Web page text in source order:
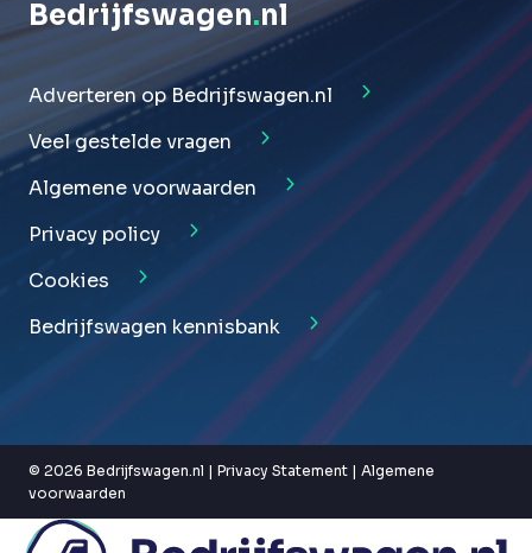
Bedrijfswagen.nl
Adverteren op Bedrijfswagen.nl
Veel gestelde vragen
Algemene voorwaarden
Privacy policy
Cookies
Bedrijfswagen kennisbank
© 2026 Bedrijfswagen.nl | Privacy Statement | Algemene
voorwaarden